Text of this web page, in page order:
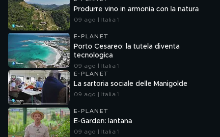
Produrre vino in armonia con la natura
09 ago | Italia 1
E-PLANET
Porto Cesareo: la tutela diventa
tecnologica
09 ago | Italia 1
E-PLANET
La sartoria sociale delle Manigolde
09 ago | Italia 1
E-PLANET
E-Garden: lantana
09 ago | Italia 1